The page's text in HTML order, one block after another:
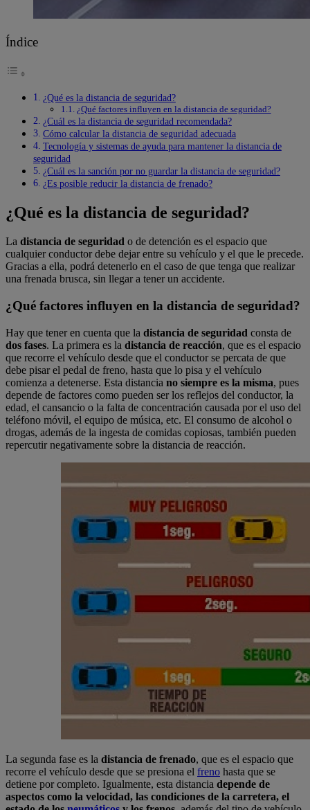
Índice
¿Qué es la distancia de seguridad?
¿Qué factores influyen en la distancia de seguridad?
¿Cuál es la distancia de seguridad recomendada?
Cómo calcular la distancia de seguridad adecuada
Tecnología y sistemas de ayuda para mantener la distancia de
seguridad
¿Cuál es la sanción por no guardar la distancia de seguridad?
¿Es posible reducir la distancia de frenado?
¿Qué es la distancia de seguridad?
La distancia de seguridad o de detención es el espacio que
cualquier conductor debe dejar entre su vehículo y el que le precede.
Gracias a ella, podrá detenerlo en el caso de que tenga que realizar
una frenada brusca, sin llegar a tener un accidente.
¿Qué factores influyen en la distancia de seguridad?
Hay que tener en cuenta que la distancia de seguridad consta de
dos fases. La primera es la distancia de reacción, que es el espacio
que recorre el vehículo desde que el conductor se percata de que
debe pisar el pedal de freno, hasta que lo pisa y el vehículo
comienza a detenerse. Esta distancia no siempre es la misma, pues
depende de factores como pueden ser los reflejos del conductor, la
edad, el cansancio o la falta de concentración causada por el uso del
teléfono móvil, el equipo de música, etc. El consumo de alcohol o
drogas, además de la ingesta de comidas copiosas, también pueden
repercutir negativamente sobre la distancia de reacción.
La segunda fase es la distancia de frenado, que es el espacio que
recorre el vehículo desde que se presiona el freno hasta que se
detiene por completo. Igualmente, esta distancia depende de
aspectos como la velocidad, las condiciones de la carretera, el